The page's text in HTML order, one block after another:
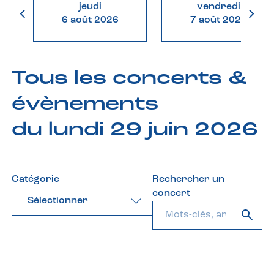
jeudi
6 août 2026
vendredi
7 août 2026
Tous les concerts &
évènements
du lundi 29 juin 2026
Catégorie
Sélectionner
Rechercher un
concert